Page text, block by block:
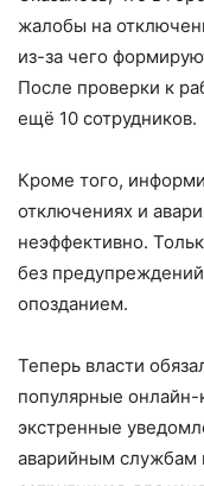
жалобы на
из-за чего
После проверки к
ещё 10 сотрудников.
Кроме того,
отключениях и
неэффективно.
без
опозданием.
Теперь власти
популярные онлайн-
экстренные
аварийным службам